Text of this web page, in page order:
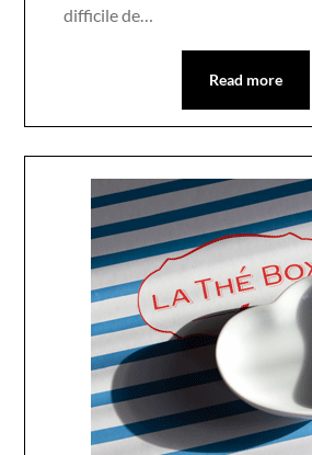
difficile de…
Read more